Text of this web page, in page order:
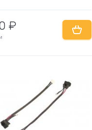
NP700Z3A, NP700Z4A,
NP700Z5B,
NP700G7C, PJ082
₽